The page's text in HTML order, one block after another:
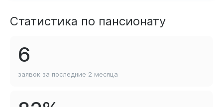
Статистика по пансионату
6
заявок за последние 2 месяца